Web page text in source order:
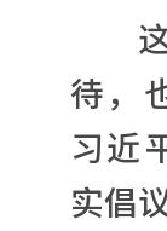
待，
习近
实倡